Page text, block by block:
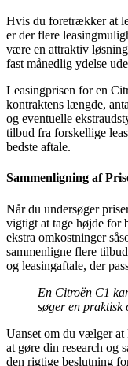
Hvis du foretrækker at
er der flere
være en attraktiv
fast månedlig ydelse
Leasingprisen for en
kontraktens længde,
og eventuelle
tilbud fra forskellige
bedste aftale.
Sammenligning af
Når du undersøger
vigtigt at tage højde for
ekstra omkostninger
sammenligne flere
og leasingaftale, der
En Citroën C1
søger en praktisk
Uanset om du vælger at
at gøre din research og
den rigtige beslutning